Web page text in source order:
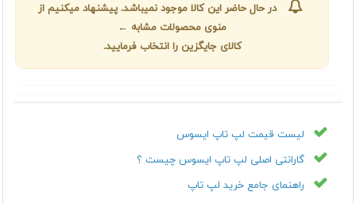
در حال حاضر این کالا موجود نمیباشد. پیشنهاد میکنیم از
منوی محصولات مشابه ←
کالای جایگزین را انتخاب فرمایید.
لیست قیمت لپ تاپ ایسوس
گارانتی اصلی لپ تاپ ایسوس چیست ؟
راهنمای جامع خرید لپ تاپ